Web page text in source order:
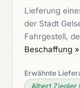
Lieferung
der Stadt
Fahrgestell,
Beschaffung »
Erwähnte
Albert Ziegler